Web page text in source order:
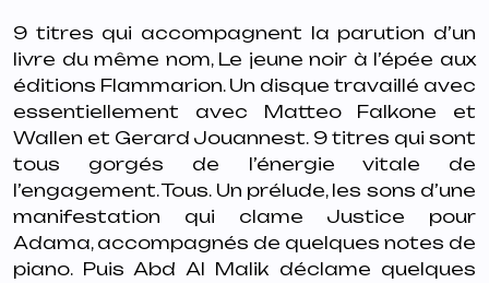
9 titres qui accompagnent la parution d’un
livre du même nom, Le jeune noir à l’épée aux
éditions Flammarion. Un disque travaillé avec
essentiellement avec Matteo Falkone et
Wallen et Gerard Jouannest. 9 titres qui sont
tous gorgés de l’énergie vitale de
l’engagement. Tous. Un prélude, les sons d’une
manifestation qui clame Justice pour
Adama, accompagnés de quelques notes de
piano. Puis Abd Al Malik déclame quelques